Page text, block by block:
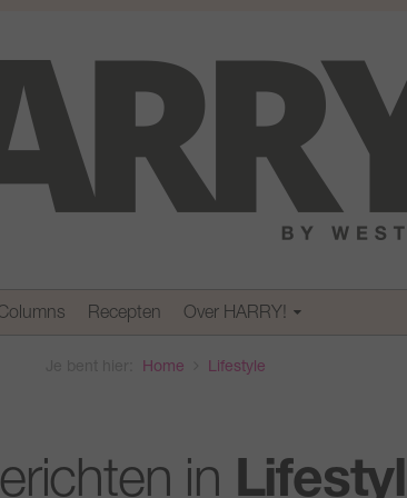
Recepten Over HARRY!
Home Lifestyle
in